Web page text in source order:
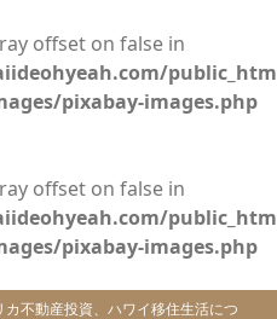
offset on false in
pixabay-images.php
offset on false in
pixabay-images.php
不動産投資、ハワイ移住生活につ